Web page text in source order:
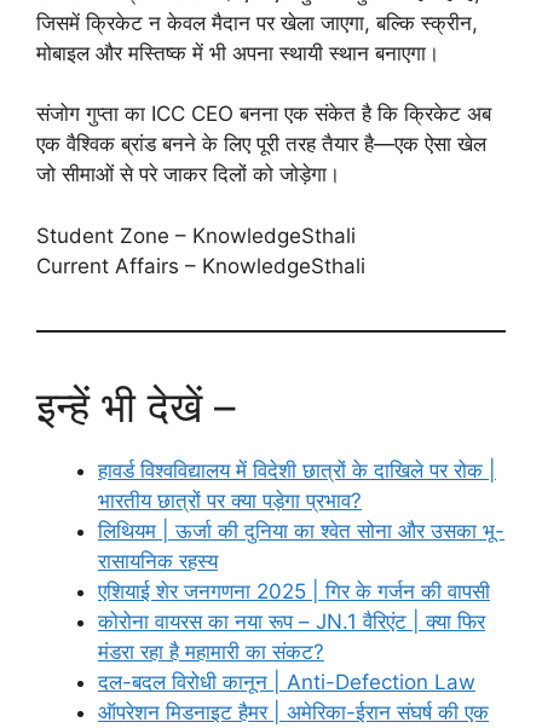
जिसमें क्रिकेट न केवल मैदान पर खेला जाएगा, बल्कि स्क्रीन,
मोबाइल और मस्तिष्क में भी अपना स्थायी स्थान बनाएगा।
संजोग गुप्ता का ICC CEO बनना एक संकेत है कि क्रिकेट अब
एक वैश्विक ब्रांड बनने के लिए पूरी तरह तैयार है—एक ऐसा खेल
जो सीमाओं से परे जाकर दिलों को जोड़ेगा।
Student Zone – KnowledgeSthali
Current Affairs – KnowledgeSthali
इन्हें भी देखें –
हावर्ड विश्वविद्यालय में विदेशी छात्रों के दाखिले पर रोक |
भारतीय छात्रों पर क्या पड़ेगा प्रभाव?
लिथियम | ऊर्जा की दुनिया का श्वेत सोना और उसका भू-
रासायनिक रहस्य
एशियाई शेर जनगणना 2025 | गिर के गर्जन की वापसी
कोरोना वायरस का नया रूप – JN.1 वैरिएंट | क्या फिर
मंडरा रहा है महामारी का संकट?
दल-बदल विरोधी कानून | Anti-Defection Law
ऑपरेशन मिडनाइट हैमर | अमेरिका-ईरान संघर्ष की एक